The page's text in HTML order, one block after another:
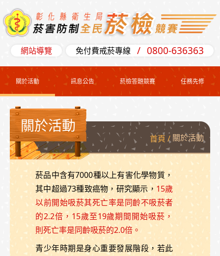
跳到主要內容
網站導覽 免付費戒菸專線 0800-636363
關於活動 訊息公告 菸檢答題競賽 任務先修
關於活動
首頁 關於活動
菸品中含有7000種以上有害化學物質，
其中超過73種致癌物，研究顯示， 15歲
以前開始吸菸其死亡率是同齡不吸菸者
的2.2倍，15歲至19歲期間開始吸菸，
則死亡率是同齡吸菸的2.0倍。
青少年時期是身心重要發展階段，若此